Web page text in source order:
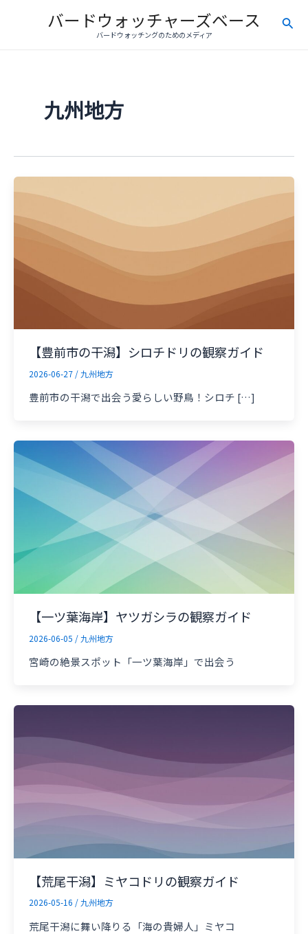
バードウォッチャーズベース
バードウォッチングのためのメディア
検
九州地方
【豊前市の干潟】シロチドリの観察ガイド
2026-06-27 /九州地方
豊前市の干潟で出会う愛らしい野鳥！シロチ […]
【一ツ葉海岸】ヤツガシラの観察ガイド
2026-06-05 /九州地方
宮崎の絶景スポット「一ツ葉海岸」で出会う
【荒尾干潟】ミヤコドリの観察ガイド
2026-05-16 /九州地方
荒尾干潟に舞い降りる「海の貴婦人」ミヤコ